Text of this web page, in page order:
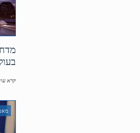
קרא